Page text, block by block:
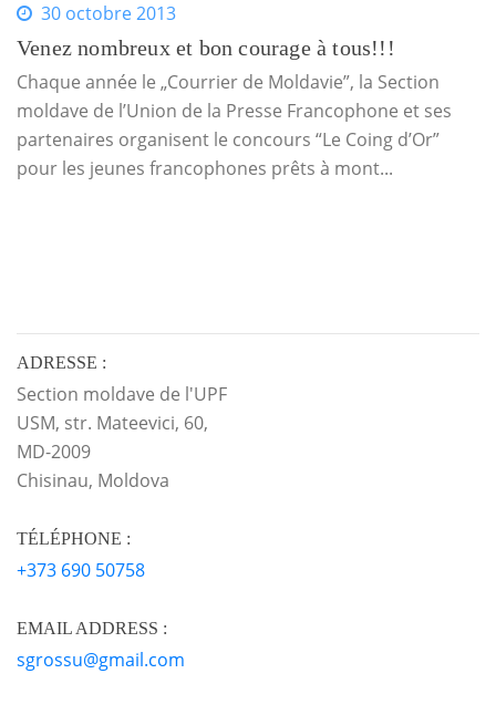
30 octobre 2013
Venez nombreux et bon courage à tous!!!
Chaque année le „Courrier de Moldavie”, la Section
moldave de l’Union de la Presse Francophone et ses
partenaires organisent le concours “Le Coing d’Or”
pour les jeunes francophones prêts à mont...
ADRESSE :
Section moldave de l'UPF
USM, str. Mateevici, 60,
MD-2009
Chisinau, Moldova
TÉLÉPHONE :
+373 690 50758
EMAIL ADDRESS :
sgrossu@gmail.com